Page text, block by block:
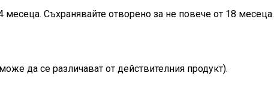
месеца. Съхранявайте отворено за не повече от 18 месеца.
да се различават от действителния продукт).